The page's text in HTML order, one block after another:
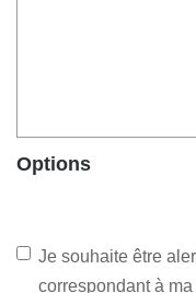
Options
Je souhaite être
correspondant à